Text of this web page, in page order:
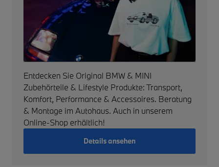
Entdecken Sie Original BMW & MINI
Zubehörteile & Lifestyle Produkte: Transport,
Komfort, Performance & Accessoires. Beratung
& Montage im Autohaus. Auch in unserem
Online-Shop erhältlich!
Details ansehen